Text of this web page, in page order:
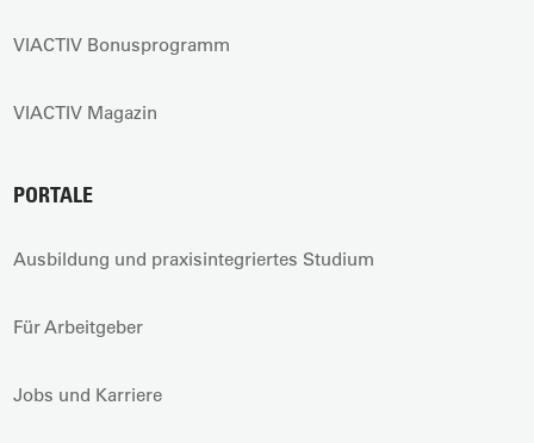
VIACTIV Bonusprogramm
VIACTIV Magazin
PORTALE
Ausbildung und praxisintegriertes Studium
Für Arbeitgeber
Jobs und Karriere